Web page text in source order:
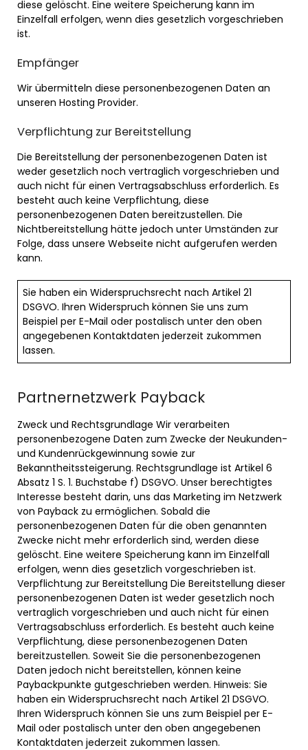
diese gelöscht. Eine weitere Speicherung kann im
Einzelfall erfolgen, wenn dies gesetzlich vorgeschrieben
ist.
Empfänger
Wir übermitteln diese personenbezogenen Daten an
unseren Hosting Provider.
Verpflichtung zur Bereitstellung
Die Bereitstellung der personenbezogenen Daten ist
weder gesetzlich noch vertraglich vorgeschrieben und
auch nicht für einen Vertragsabschluss erforderlich. Es
besteht auch keine Verpflichtung, diese
personenbezogenen Daten bereitzustellen. Die
Nichtbereitstellung hätte jedoch unter Umständen zur
Folge, dass unsere Webseite nicht aufgerufen werden
kann.
Sie haben ein Widerspruchsrecht nach Artikel 21
DSGVO. Ihren Widerspruch können Sie uns zum
Beispiel per E-Mail oder postalisch unter den oben
angegebenen Kontaktdaten jederzeit zukommen
lassen.
Partnernetzwerk Payback
Zweck und Rechtsgrundlage Wir verarbeiten
personenbezogene Daten zum Zwecke der Neukunden-
und Kundenrückgewinnung sowie zur
Bekanntheitssteigerung. Rechtsgrundlage ist Artikel 6
Absatz 1 S. 1. Buchstabe f) DSGVO. Unser berechtigtes
Interesse besteht darin, uns das Marketing im Netzwerk
von Payback zu ermöglichen. Sobald die
personenbezogenen Daten für die oben genannten
Zwecke nicht mehr erforderlich sind, werden diese
gelöscht. Eine weitere Speicherung kann im Einzelfall
erfolgen, wenn dies gesetzlich vorgeschrieben ist.
Verpflichtung zur Bereitstellung Die Bereitstellung dieser
personenbezogenen Daten ist weder gesetzlich noch
vertraglich vorgeschrieben und auch nicht für einen
Vertragsabschluss erforderlich. Es besteht auch keine
Verpflichtung, diese personenbezogenen Daten
bereitzustellen. Soweit Sie die personenbezogenen
Daten jedoch nicht bereitstellen, können keine
Paybackpunkte gutgeschrieben werden. Hinweis: Sie
haben ein Widerspruchsrecht nach Artikel 21 DSGVO.
Ihren Widerspruch können Sie uns zum Beispiel per E-
Mail oder postalisch unter den oben angegebenen
Kontaktdaten jederzeit zukommen lassen.